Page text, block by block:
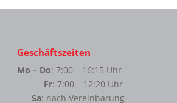
Geschäftszeiten
Mo – Do: 7:00 – 16:15 Uhr
Fr: 7:00 – 12:20 Uhr
Sa: nach Vereinbarung